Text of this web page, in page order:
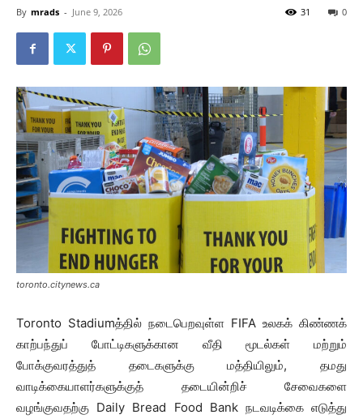
By mrads - June 9, 2026 0
31
toronto.citynews.ca
Toronto Stadiumத்தில் நடைபெறவுள்ள FIFA உலகக் கிண்ணக்
காற்பந்துப் போட்டிகளுக்கான வீதி மூடல்கள் மற்றும்
போக்குவரத்துத் தடைகளுக்கு மத்தியிலும், தமது
வாடிக்கையாளர்களுக்குத் தடையின்றிச் சேவைகளை
வழங்குவதற்கு Daily Bread Food Bank நடவடிக்கை எடுத்து